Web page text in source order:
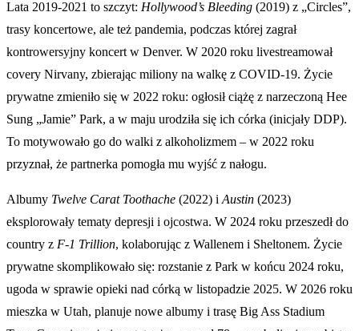
Lata 2019-2021 to szczyt: Hollywood’s Bleeding (2019) z „Circles”,
trasy koncertowe, ale też pandemia, podczas której zagrał
kontrowersyjny koncert w Denver. W 2020 roku livestreamował
covery Nirvany, zbierając miliony na walkę z COVID-19. Życie
prywatne zmieniło się w 2022 roku: ogłosił ciążę z narzeczoną Hee
Sung „Jamie” Park, a w maju urodziła się ich córka (inicjały DDP).
To motywowało go do walki z alkoholizmem – w 2022 roku
przyznał, że partnerka pomogła mu wyjść z nałogu.
Albumy Twelve Carat Toothache (2022) i Austin (2023)
eksplorowały tematy depresji i ojcostwa. W 2024 roku przeszedł do
country z F-1 Trillion, kolaborując z Wallenem i Sheltonem. Życie
prywatne skomplikowało się: rozstanie z Park w końcu 2024 roku,
ugoda w sprawie opieki nad córką w listopadzie 2025. W 2026 roku
mieszka w Utah, planuje nowe albumy i trasę Big Ass Stadium